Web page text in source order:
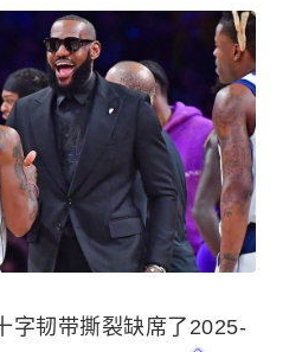
字韧带撕裂缺席了2025-